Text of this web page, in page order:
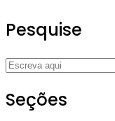
Pesquise
Seções